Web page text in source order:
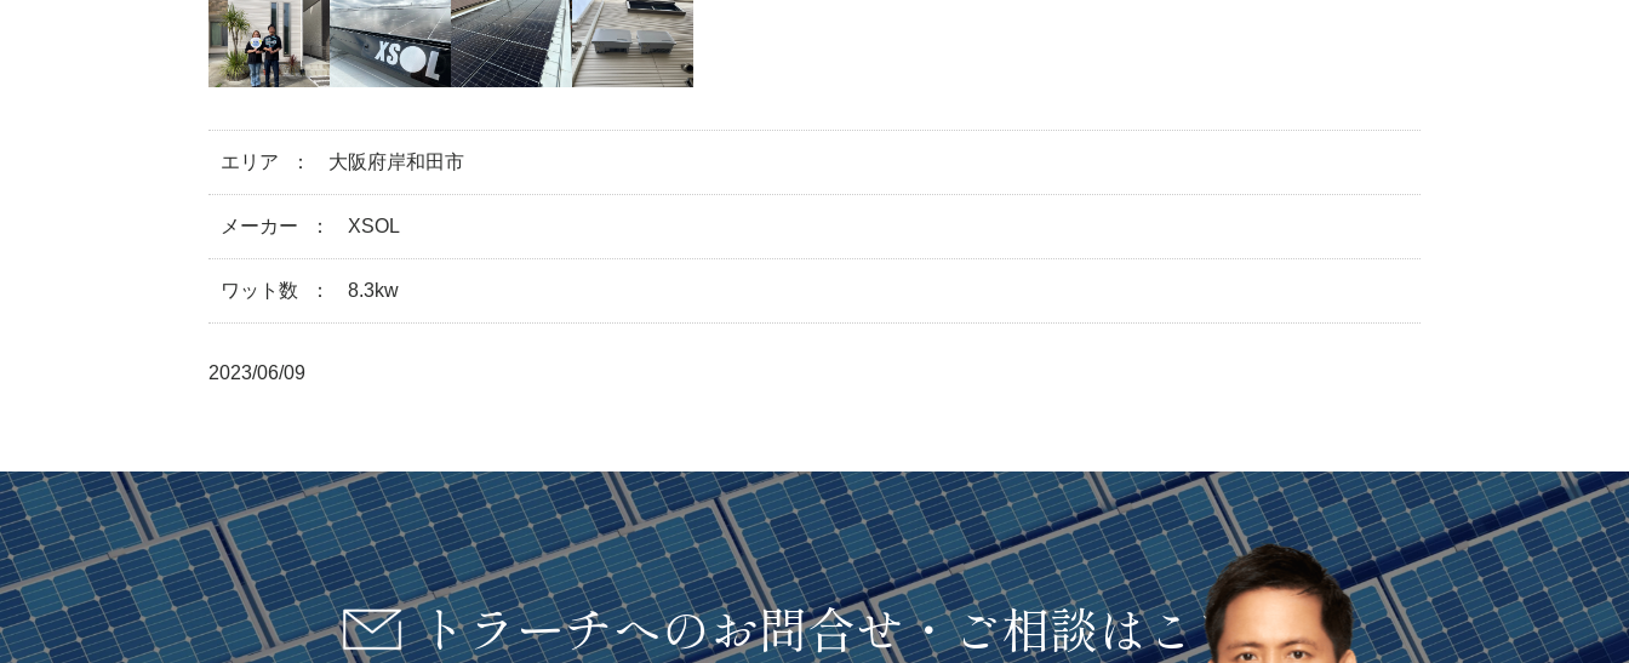
エリア 大阪府岸和田市
メーカー XSOL
ワット数 8.3kw
2023/06/09
トラーチへのお問合せ・ご相談はこちら